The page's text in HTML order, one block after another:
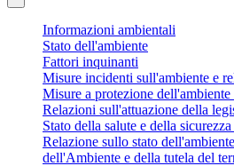
Informazioni ambientali
Stato dell'ambiente
Fattori inquinanti
Misure incidenti sull'ambiente e
Misure a protezione
Relazioni sull'attuazione della
Stato della salute e della sicurezza
Relazione sullo stato
dell'Ambiente e della tutela del